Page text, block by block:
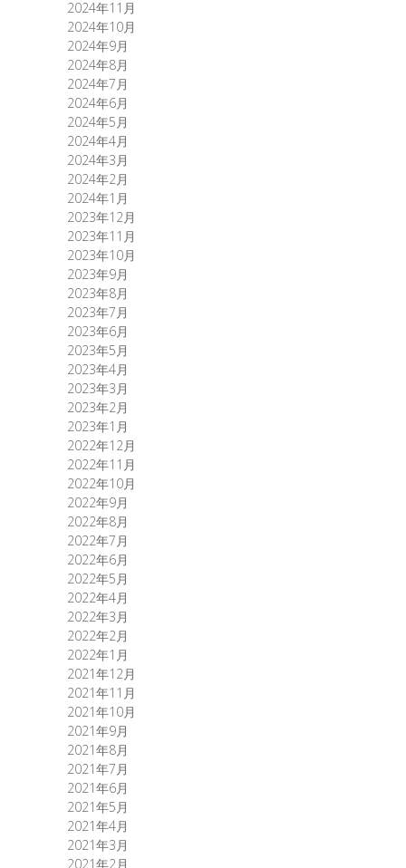
2024年11月
2024年10月
2024年9月
2024年8月
2024年7月
2024年6月
2024年5月
2024年4月
2024年3月
2024年2月
2024年1月
2023年12月
2023年11月
2023年10月
2023年9月
2023年8月
2023年7月
2023年6月
2023年5月
2023年4月
2023年3月
2023年2月
2023年1月
2022年12月
2022年11月
2022年10月
2022年9月
2022年8月
2022年7月
2022年6月
2022年5月
2022年4月
2022年3月
2022年2月
2022年1月
2021年12月
2021年11月
2021年10月
2021年9月
2021年8月
2021年7月
2021年6月
2021年5月
2021年4月
2021年3月
2021年2月